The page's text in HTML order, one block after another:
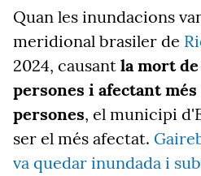
Quan les inundacions
meridional brasiler de
2024, causant la mort
persones i afectant
persones, el municipi
ser el més afectat.
va quedar inundada i